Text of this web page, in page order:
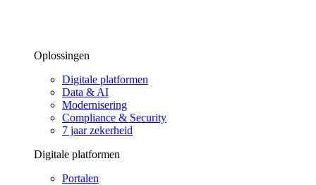
Oplossingen
Digitale platformen
Data & AI
Modernisering
Compliance & Security
7 jaar zekerheid
Digitale platformen
Portalen